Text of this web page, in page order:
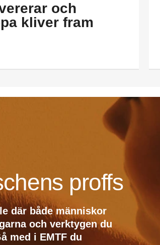
och
kliver fram
proffs
där både människor
och verktygen du
med i EMTF du